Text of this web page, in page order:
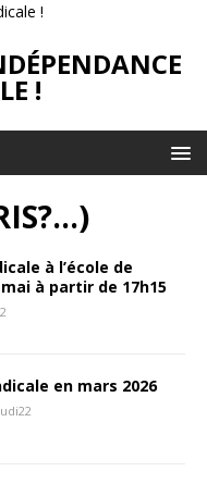
!
à l’école de
à partir de 17h15
en mars 2026